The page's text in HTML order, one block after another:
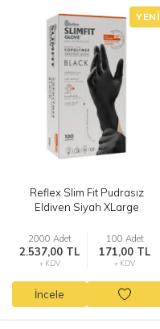
YENI
Reflex Slim Fit Pudrasız
Eldiven Siyah XLarge
2000 Adet
2.537,00 TL
+ KDV
100 Adet
171,00 TL
+ KDV
İncele